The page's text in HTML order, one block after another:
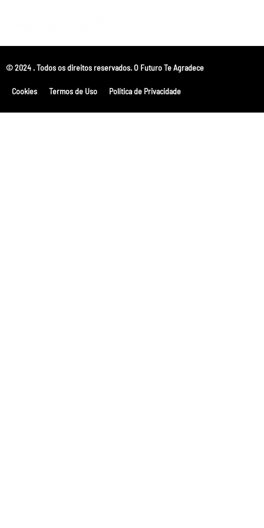
© 2024 . Todos os direitos reservados. O Futuro Te Agradece
Cookies Termos de Uso Política de Privacidade